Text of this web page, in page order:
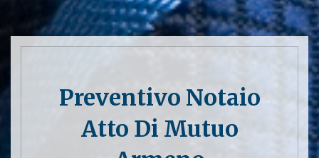
Preventivo Notaio
Atto Di Mutuo